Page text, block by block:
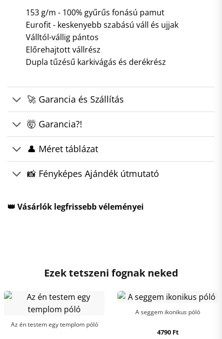
153 g/m - 100% gyűrűs fonású pamut
Eurofit - keskenyebb szabású váll és ujjak
Válltól-vállig pántos
Előrehajtott vállrész
Dupla tűzésű karkivágás és derékrész
🚀 Garancia és Szállítás
🤯 Garancia?!
👤 Méret táblázat
📸 Fényképes Ajándék útmutató
👑 Vásárlók legfrissebb véleményei
Ezek tetszeni fognak neked
Az én testem egy templom póló
A seggem ikonikus póló
4790 Ft